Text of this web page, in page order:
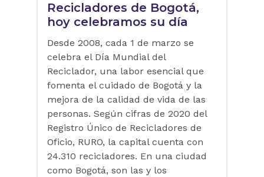
Recicladores de Bogotá,
hoy celebramos su día
Desde 2008, cada 1 de marzo se
celebra el Día Mundial del
Reciclador, una labor esencial que
fomenta el cuidado de Bogotá y la
mejora de la calidad de vida de las
personas. Según cifras de 2020 del
Registro Único de Recicladores de
Oficio, RURO, la capital cuenta con
24.310 recicladores. En una ciudad
como Bogotá, son las y los